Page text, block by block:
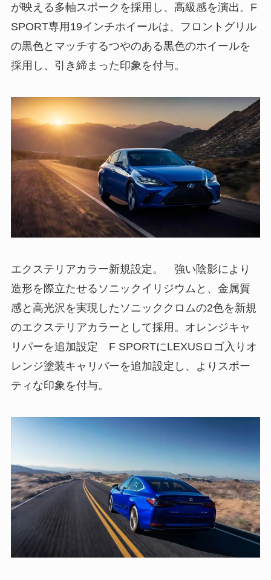
が映える多軸スポークを採用し、高級感を演出。F
SPORT専用19インチホイールは、フロントグリル
の黒色とマッチするつやのある黒色のホイールを
採用し、引き締まった印象を付与。
エクステリアカラー新規設定。 強い陰影により
造形を際立たせるソニックイリジウムと、金属質
感と高光沢を実現したソニッククロムの2色を新規
のエクステリアカラーとして採用。オレンジキャ
リパーを追加設定 F SPORTにLEXUSロゴ入りオ
レンジ塗装キャリパーを追加設定し、よりスポー
ティな印象を付与。